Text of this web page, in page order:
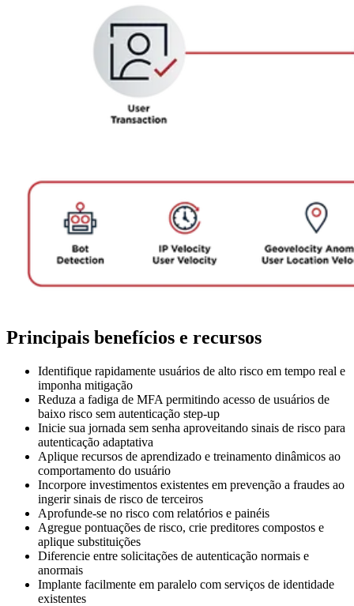
Principais benefícios e recursos
Identifique rapidamente usuários de alto risco em tempo real e
imponha mitigação
Reduza a fadiga de MFA permitindo acesso de usuários de
baixo risco sem autenticação step-up
Inicie sua jornada sem senha aproveitando sinais de risco para
autenticação adaptativa
Aplique recursos de aprendizado e treinamento dinâmicos ao
comportamento do usuário
Incorpore investimentos existentes em prevenção a fraudes ao
ingerir sinais de risco de terceiros
Aprofunde-se no risco com relatórios e painéis
Agregue pontuações de risco, crie preditores compostos e
aplique substituições
Diferencie entre solicitações de autenticação normais e
anormais
Implante facilmente em paralelo com serviços de identidade
existentes